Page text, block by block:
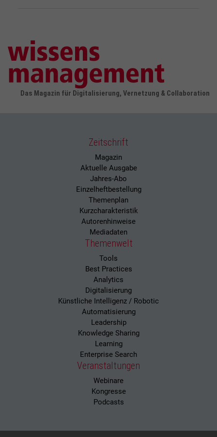
Das Magazin für Digitalisierung, Vernetzung & Collaboration
Zeitschrift
Magazin
Aktuelle Ausgabe
Jahres-Abo
Einzelheftbestellung
Themenplan
Kurzcharakteristik
Autorenhinweise
Mediadaten
Themenwelt
Tools
Best Practices
Analytics
Digitalisierung
Künstliche Intelligenz / Robotic
Automatisierung
Leadership
Knowledge Sharing
Learning
Enterprise Search
Veranstaltungen
Webinare
Kongresse
Podcasts